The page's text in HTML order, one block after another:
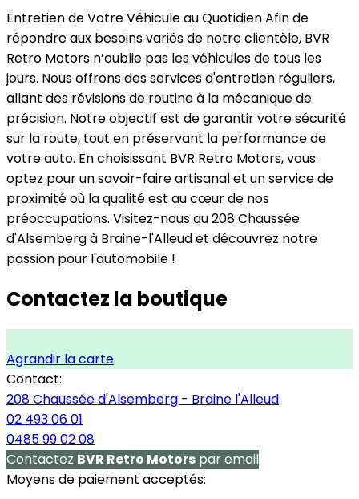
Entretien de Votre Véhicule au QuotidienAfin de
répondre aux besoins variés de notre clientèle, BVR
Retro Motors n’oublie pas les véhicules de tous les
jours. Nous offrons des services d'entretien réguliers,
allant des révisions de routine à la mécanique de
précision. Notre objectif est de garantir votre sécurité
sur la route, tout en préservant la performance de
votre auto. En choisissant BVR Retro Motors, vous
optez pour un savoir-faire artisanal et un service de
proximité où la qualité est au cœur de nos
préoccupations. Visitez-nous au 208 Chaussée
d'Alsemberg à Braine-l'Alleud et découvrez notre
passion pour l'automobile !
Contactez la boutique
Agrandir la carte
Contact:
208 Chaussée d'Alsemberg - Braine l'Alleud
02 493 06 01
0485 99 02 08
Contactez BVR Retro Motors par email
Moyens de paiement acceptés: